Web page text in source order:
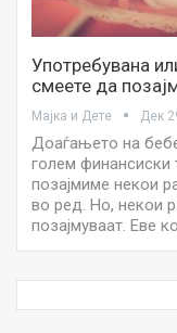
Употребувана
смеете да
Мајка и Дете Дек
Доаѓањето на
голем
позајмиме некои
во ред. Но, некои
позајмуваат. Еве